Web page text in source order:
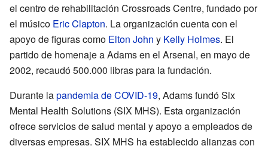
el centro de rehabilitación Crossroads Centre, fundado por
el músico Eric Clapton. La organización cuenta con el
apoyo de figuras como Elton John y Kelly Holmes. El
partido de homenaje a Adams en el Arsenal, en mayo de
2002, recaudó 500.000 libras para la fundación.
Durante lapandemia de COVID-19, Adams fundó Six
Mental Health Solutions (SIX MHS). Esta organización
ofrece servicios de salud mental y apoyo a empleados de
diversas empresas. SIX MHS ha establecido alianzas con